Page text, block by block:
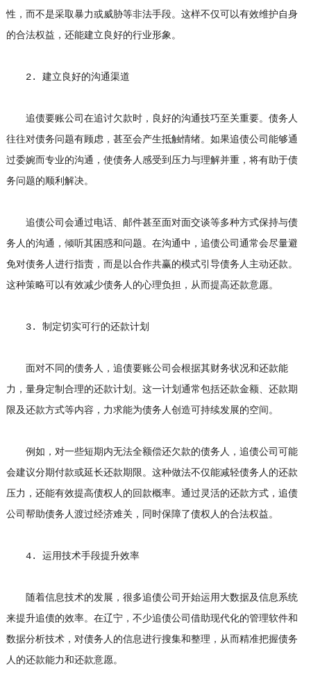
性，而不是采取暴力或威胁等非法手段。这样不仅可以有效维护自身
的合法权益，还能建立良好的行业形象。
2. 建立良好的沟通渠道
追债要账公司在追讨欠款时，良好的沟通技巧至关重要。债务人
往往对债务问题有顾虑，甚至会产生抵触情绪。如果追债公司能够通
过委婉而专业的沟通，使债务人感受到压力与理解并重，将有助于债
务问题的顺利解决。
追债公司会通过电话、邮件甚至面对面交谈等多种方式保持与债
务人的沟通，倾听其困惑和问题。在沟通中，追债公司通常会尽量避
免对债务人进行指责，而是以合作共赢的模式引导债务人主动还款。
这种策略可以有效减少债务人的心理负担，从而提高还款意愿。
3. 制定切实可行的还款计划
面对不同的债务人，追债要账公司会根据其财务状况和还款能
力，量身定制合理的还款计划。这一计划通常包括还款金额、还款期
限及还款方式等内容，力求能为债务人创造可持续发展的空间。
例如，对一些短期内无法全额偿还欠款的债务人，追债公司可能
会建议分期付款或延长还款期限。这种做法不仅能减轻债务人的还款
压力，还能有效提高债权人的回款概率。通过灵活的还款方式，追债
公司帮助债务人渡过经济难关，同时保障了债权人的合法权益。
4. 运用技术手段提升效率
随着信息技术的发展，很多追债公司开始运用大数据及信息系统
来提升追债的效率。在辽宁，不少追债公司借助现代化的管理软件和
数据分析技术，对债务人的信息进行搜集和整理，从而精准把握债务
人的还款能力和还款意愿。